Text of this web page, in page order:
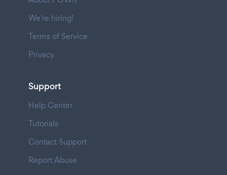
We're hiring!
Terms of Service
Privacy
Support
Help Center
Tutorials
Contact Support
Report Abuse